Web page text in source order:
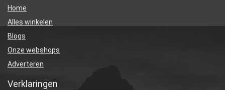
Home
Alles winkelen
Blogs
Onze webshops
Adverteren
Verklaringen